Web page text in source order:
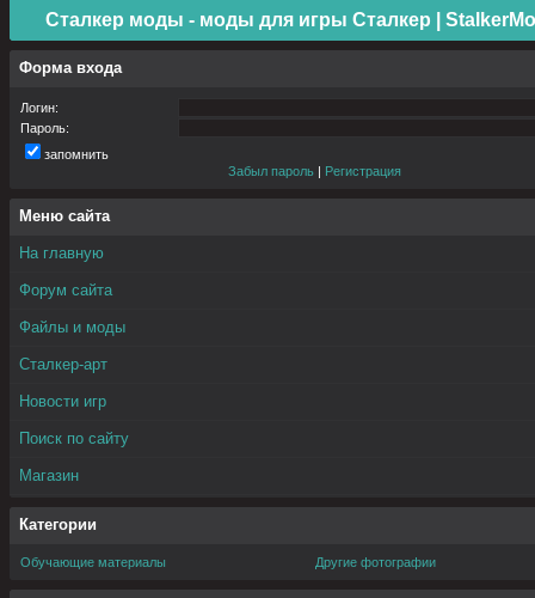
Сталкер моды - моды для игры Сталкер |
Форма входа
Логин:
Пароль:
запомнить
Забыл пароль | Регистрация
Меню сайта
На главную
Форум сайта
Файлы и моды
Сталкер-арт
Новости игр
Поиск по сайту
Магазин
Категории
Обучающие материалы Другие фотографии